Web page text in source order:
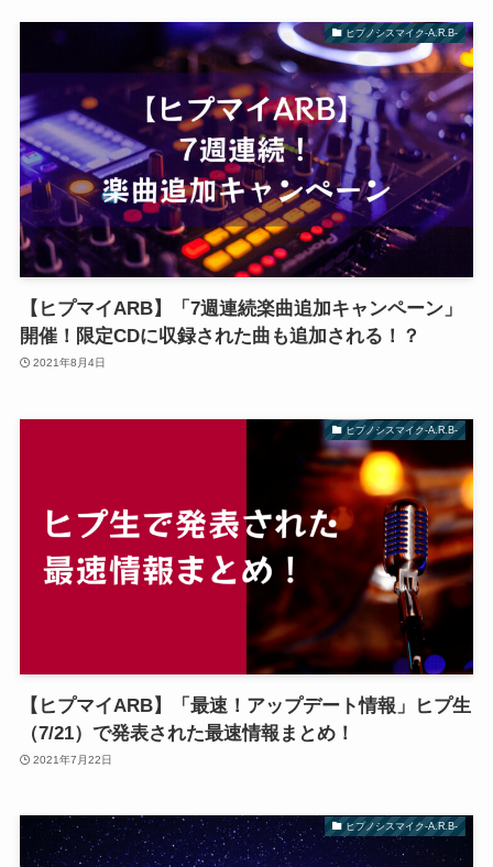
ヒプノシスマイク-A.R.B-
【ヒプマイARB】「7週連続楽曲追加キャンペーン」
開催！限定CDに収録された曲も追加される！？
2021年8月4日
ヒプノシスマイク-A.R.B-
【ヒプマイARB】「最速！アップデート情報」ヒプ生
（7/21）で発表された最速情報まとめ！
2021年7月22日
ヒプノシスマイク-A.R.B-